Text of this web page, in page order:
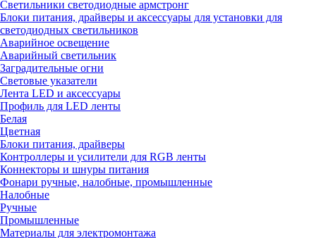
Светильники светодиодные армстронг
Блоки питания, драйверы и аксессуары для установки для
светодиодных светильников
Аварийное освещение
Аварийный светильник
Заградительные огни
Световые указатели
Лента LED и аксессуары
Профиль для LED ленты
Белая
Цветная
Блоки питания, драйверы
Контроллеры и усилители для RGB ленты
Коннекторы и шнуры питания
Фонари ручные, налобные, промышленные
Налобные
Ручные
Промышленные
Материалы для электромонтажа